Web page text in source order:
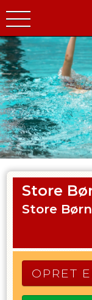
Store
Store
OPRET